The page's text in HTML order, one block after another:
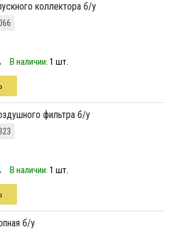
коллектора б/у
В наличии: 1 шт.
фильтра б/у
В наличии: 1 шт.
б/у